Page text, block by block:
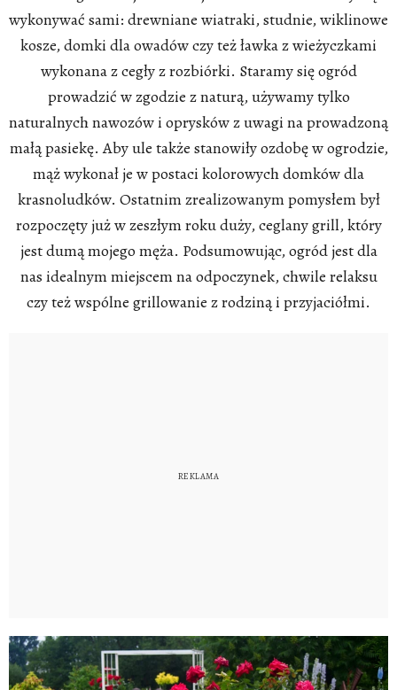
wykonywać sami: drewniane wiatraki, studnie, wiklinowe
kosze, domki dla owadów czy też ławka z wieżyczkami
wykonana z cegły z rozbiórki. Staramy się ogród
prowadzić w zgodzie z naturą, używamy tylko
naturalnych nawozów i oprysków z uwagi na prowadzoną
małą pasiekę. Aby ule także stanowiły ozdobę w ogrodzie,
mąż wykonał je w postaci kolorowych domków dla
krasnoludków. Ostatnim zrealizowanym pomysłem był
rozpoczęty już w zeszłym roku duży, ceglany grill, który
jest dumą mojego męża. Podsumowując, ogród jest dla
nas idealnym miejscem na odpoczynek, chwile relaksu
czy też wspólne grillowanie z rodziną i przyjaciółmi.